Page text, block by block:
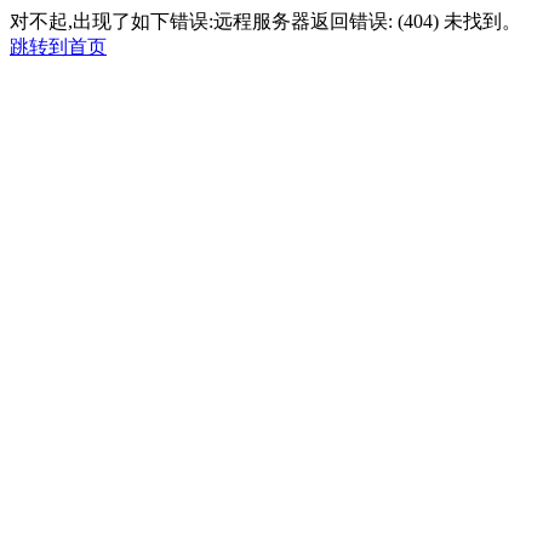
对不起,出现了如下错误:远程服务器返回错误: (404) 未找到。
跳转到首页